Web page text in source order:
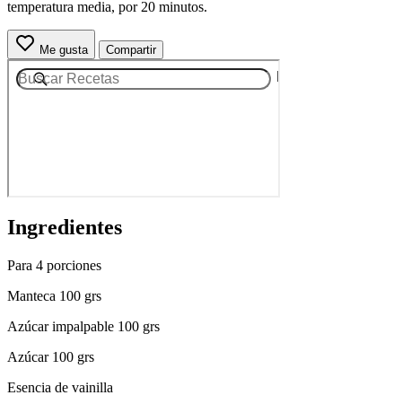
temperatura media, por 20 minutos.
Me gusta Compartir
Ingredientes
Para 4 porciones
Manteca 100 grs
Azúcar impalpable 100 grs
Azúcar 100 grs
Esencia de vainilla